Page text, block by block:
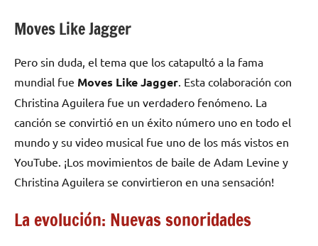
Moves Like Jagger
Pero sin duda, el tema que los catapultó a la fama
mundial fue Moves Like Jagger . Esta colaboración con
Christina Aguilera fue un verdadero fenómeno. La
canción se convirtió en un éxito número uno en todo el
mundo y su video musical fue uno de los más vistos en
YouTube. ¡Los movimientos de baile de Adam Levine y
Christina Aguilera se convirtieron en una sensación!
La evolución: Nuevas sonoridades